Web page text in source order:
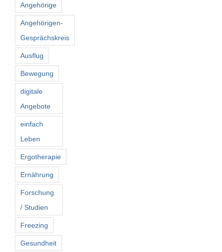
Angehörige
Angehörigen-
Gesprächskreis
Ausflug
Bewegung
digitale
Angebote
einfach
Leben
Ergotherapie
Ernährung
Forschung
/ Studien
Freezing
Gesundheit